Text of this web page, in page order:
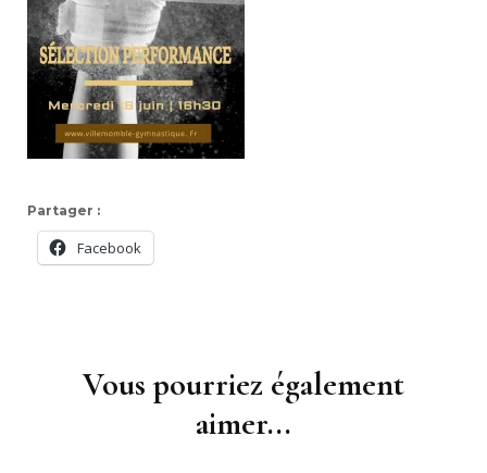
Partager :
Facebook
Vous pourriez également
aimer...